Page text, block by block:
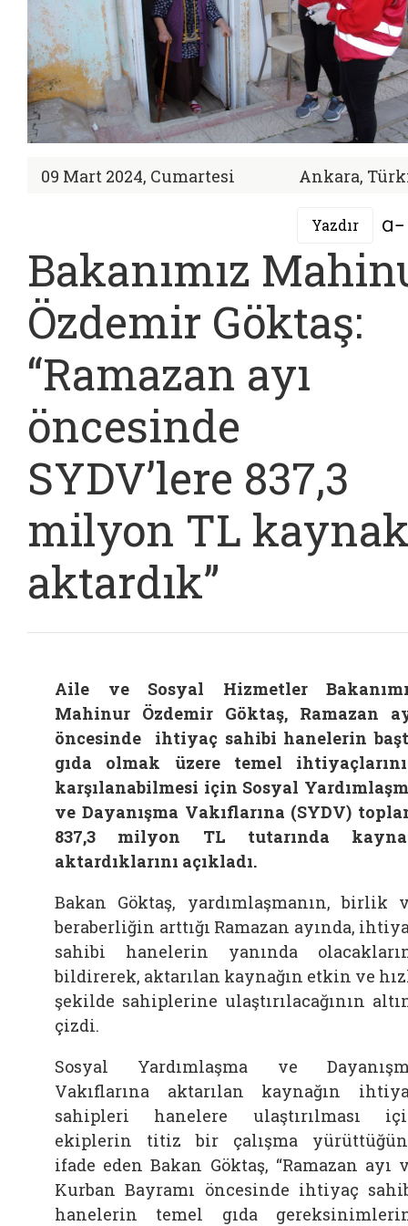
09 Mart 2024, Cumartesi Ankara,
Yazdır
Bakanımız
Özdemir Göktaş:
“Ramazan ayı
öncesinde
SYDV’lere 837,3
milyon TL
aktardık”
Aile ve Sosyal Hizmetler
Mahinur Özdemir Göktaş, Ramazan
öncesinde ihtiyaç sahibi hanelerin
gıda olmak üzere temel
karşılanabilmesi için Sosyal
ve Dayanışma Vakıflarına (SYDV)
837,3 milyon TL tutarında
aktardıklarını açıkladı.
Bakan Göktaş, yardımlaşmanın, birlik
beraberliğin arttığı Ramazan ayında,
sahibi hanelerin yanında
bildirerek, aktarılan kaynağın etkin ve
şekilde sahiplerine ulaştırılacağının
çizdi.
Sosyal Yardımlaşma ve
Vakıflarına aktarılan kaynağın
sahipleri hanelere ulaştırılması
ekiplerin titiz bir çalışma
ifade eden Bakan Göktaş, “Ramazan ayı
Kurban Bayramı öncesinde ihtiyaç
hanelerin temel gıda